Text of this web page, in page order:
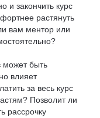
и закончить курс
растянуть
вам ментор или
может быть
влияет
за весь курс
Позволит ли
рассрочку